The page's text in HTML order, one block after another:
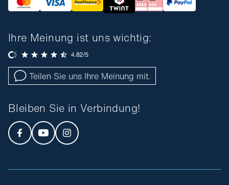
Ihre Meinung ist uns wichtig:
Teilen Sie uns Ihre Meinung mit.
Bleiben Sie in Verbindung!